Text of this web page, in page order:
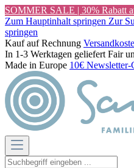
SOMMER SALE | 30% Rabatt
Zum Hauptinhalt springen Zur
springen
Kauf auf Rechnung
In 1-3 Werktagen geliefert Fair
Made in Europe 10€ Newsletter-